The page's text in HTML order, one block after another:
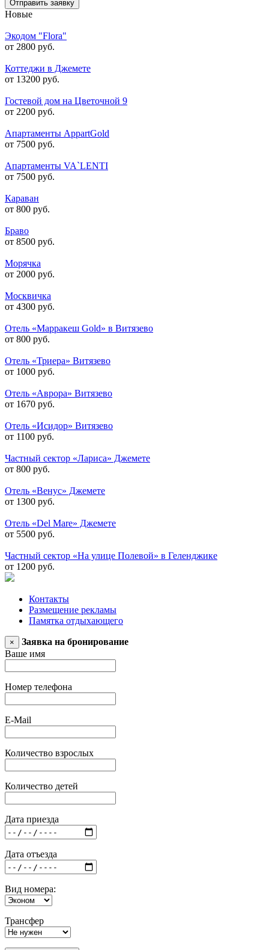
Отправить заявку
Новые
Экодом "Flora"
от 2800 руб.
Коттеджи в Джемете
от 13200 руб.
Гостевой дом на Цветочной 9
от 2200 руб.
Апартаменты AppartGold
от 7500 руб.
Апартаменты VA`LENTI
от 7500 руб.
Караван
от 800 руб.
Браво
от 8500 руб.
Морячка
от 2000 руб.
Москвичка
от 4300 руб.
Отель «Марракеш Gold» в Витязево
от 800 руб.
Отель «Триера» Витязево
от 1000 руб.
Отель «Аврора» Витязево
от 1670 руб.
Отель «Исидор» Витязево
от 1100 руб.
Частный сектор «Лариса» Джемете
от 800 руб.
Отель «Венус» Джемете
от 1300 руб.
Отель «Del Mare» Джемете
от 5500 руб.
Частный сектор «На улице Полевой» в Геленджике
от 1200 руб.
Контакты
Размещение рекламы
Памятка отдыхающего
×
Заявка на бронирование
Ваше имя
Номер телефона
E-Mail
Количество взрослых
Количество детей
Дата приезда
Дата отъезда
Вид номера:
Трансфер